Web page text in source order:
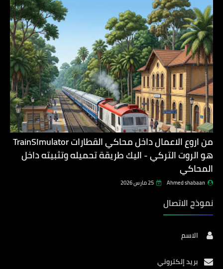
من اروع الاعمال داخل محاكي القطارات TrainSImulator
هو الروت التركي - اليك طريقة تحميله وتثبيته داخل
المحاكي
Ahmed shabaan 25 مارس 2026
نموذج الاتصال
الاسم
بريد إلكتروني